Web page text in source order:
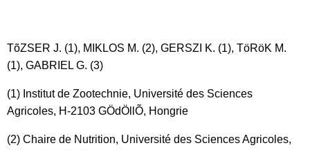
TõZSER J. (1), MIKLOS M. (2), GERSZI K. (1), TöRöK M.
(1), GABRIEL G. (3)
(1) Institut de Zootechnie, Université des Sciences
Agricoles, H-2103 GÖdÖllÕ, Hongrie
(2) Chaire de Nutrition, Université des Sciences Agricoles,